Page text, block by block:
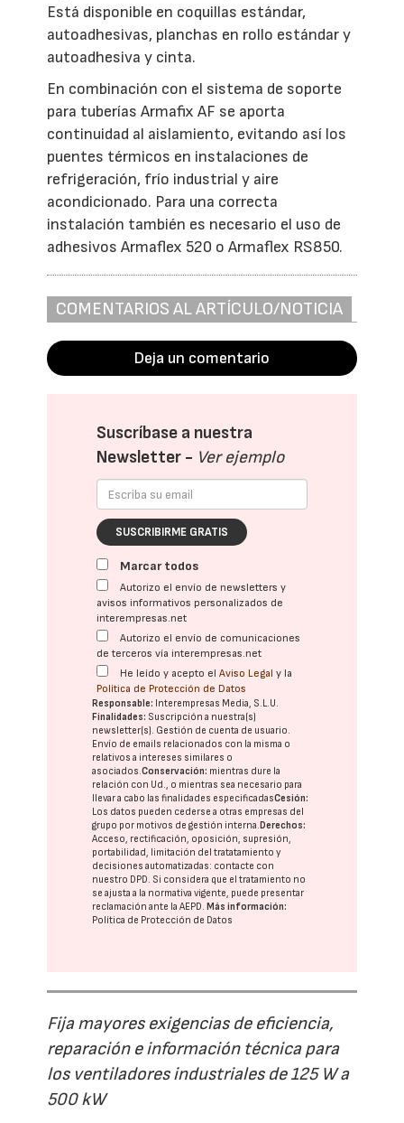
Está disponible en coquillas estándar,
autoadhesivas, planchas en rollo estándar y
autoadhesiva y cinta.
En combinación con el sistema de soporte
para tuberías Armafix AF se aporta
continuidad al aislamiento, evitando así los
puentes térmicos en instalaciones de
refrigeración, frío industrial y aire
acondicionado. Para una correcta
instalación también es necesario el uso de
adhesivos Armaflex 520 o Armaflex RS850.
COMENTARIOS AL ARTÍCULO/NOTICIA
Deja un comentario
Suscríbase a nuestra
Newsletter - Ver ejemplo
SUSCRIBIRME GRATIS
Marcar todos
Autorizo el envío de newsletters y
avisos informativos personalizados de
interempresas.net
Autorizo el envío de comunicaciones
de terceros vía interempresas.net
He leído y acepto elAviso Legal y la
Política de Protección de Datos
Responsable: Interempresas Media, S.L.U.
Finalidades: Suscripción a nuestra(s)
newsletter(s). Gestión de cuenta de usuario.
Envío de emails relacionados con la misma o
relativos a intereses similares o
asociados.Conservación: mientras dure la
relación con Ud., o mientras sea necesario para
llevar a cabo las finalidades especificadasCesión:
Los datos pueden cederse a otras empresas del
grupo por motivos de gestión interna. Derechos:
Acceso, rectificación, oposición, supresión,
portabilidad, limitación del tratatamiento y
decisiones automatizadas: contacte con
nuestro DPD. Si considera que el tratamiento no
se ajusta a la normativa vigente, puede presentar
reclamación ante laAEPD. Más información:
Política de Protección de Datos
Fija mayores exigencias de eficiencia,
reparación e información técnica para
los ventiladores industriales de 125 W a
500 kW